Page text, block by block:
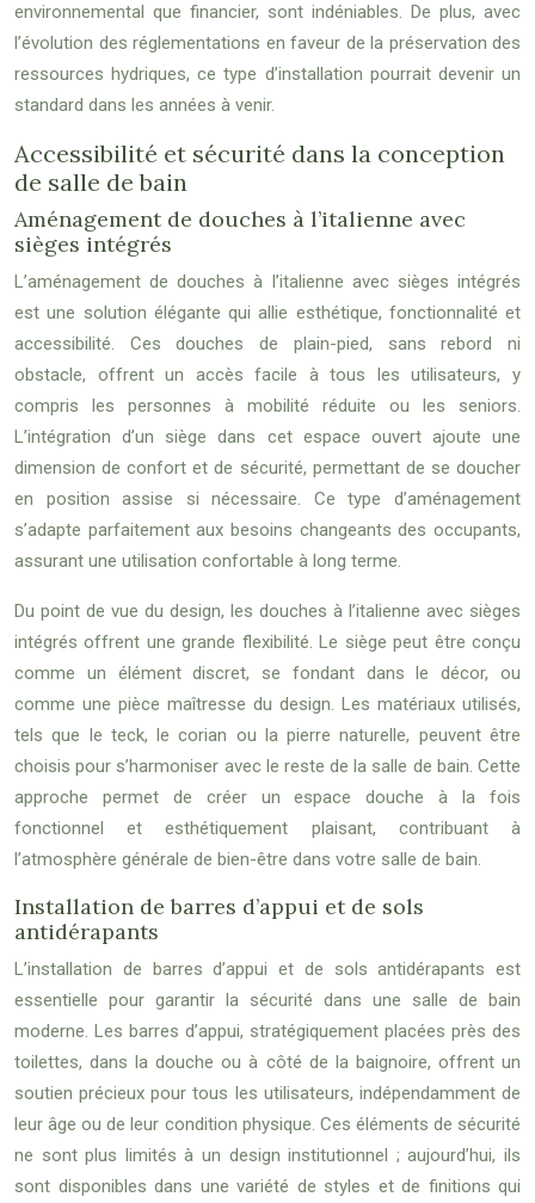
environnemental que financier, sont indéniables. De plus, avec
l’évolution des réglementations en faveur de la préservation des
ressources hydriques, ce type d’installation pourrait devenir un
standard dans les années à venir.
Accessibilité et sécurité dans la conception
de salle de bain
Aménagement de douches à l’italienne avec
sièges intégrés
L’aménagement de douches à l’italienne avec sièges intégrés
est une solution élégante qui allie esthétique, fonctionnalité et
accessibilité. Ces douches de plain-pied, sans rebord ni
obstacle, offrent un accès facile à tous les utilisateurs, y
compris les personnes à mobilité réduite ou les seniors.
L’intégration d’un siège dans cet espace ouvert ajoute une
dimension de confort et de sécurité, permettant de se doucher
en position assise si nécessaire. Ce type d’aménagement
s’adapte parfaitement aux besoins changeants des occupants,
assurant une utilisation confortable à long terme.
Du point de vue du design, les douches à l’italienne avec sièges
intégrés offrent une grande flexibilité. Le siège peut être conçu
comme un élément discret, se fondant dans le décor, ou
comme une pièce maîtresse du design. Les matériaux utilisés,
tels que le teck, le corian ou la pierre naturelle, peuvent être
choisis pour s’harmoniser avec le reste de la salle de bain. Cette
approche permet de créer un espace douche à la fois
fonctionnel et esthétiquement plaisant, contribuant à
l’atmosphère générale de bien-être dans votre salle de bain.
Installation de barres d’appui et de sols
antidérapants
L’installation de barres d’appui et de sols antidérapants est
essentielle pour garantir la sécurité dans une salle de bain
moderne. Les barres d’appui, stratégiquement placées près des
toilettes, dans la douche ou à côté de la baignoire, offrent un
soutien précieux pour tous les utilisateurs, indépendamment de
leur âge ou de leur condition physique. Ces éléments de sécurité
ne sont plus limités à un design institutionnel ; aujourd’hui, ils
sont disponibles dans une variété de styles et de finitions qui